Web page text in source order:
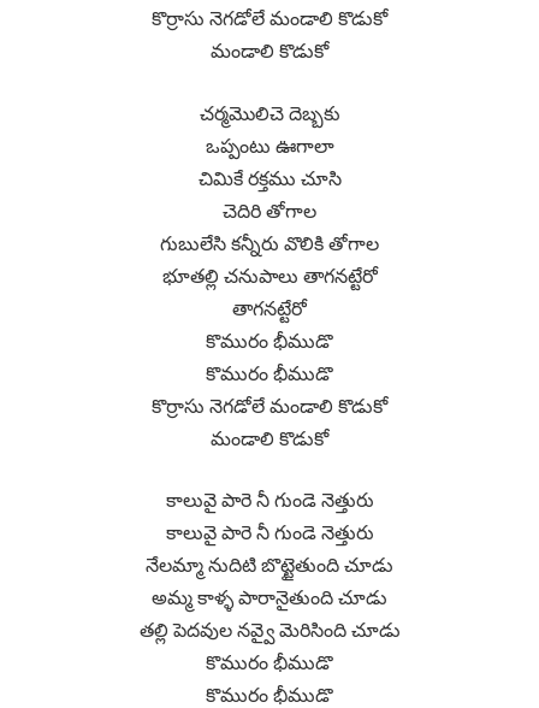
కొర్రాసు నెగడోలే మండాలి కొడుకో
మండాలి కొడుకో
చర్మమొలిచె దెబ్బకు
ఒప్పంటు ఊగాలా
చిమికే రక్తము చూసి
చెదిరి తోగాల
గుబులేసి కన్నీరు వొలికి తోగాల
భూతల్లి చనుపాలు తాగనట్టేరో
తాగనట్టేరో
కొమురం భీముడొ
కొమురం భీముడొ
కొర్రాసు నెగడోలే మండాలి కొడుకో
మండాలి కొడుకో
కాలువై పారె నీ గుండె నెత్తురు
కాలువై పారె నీ గుండె నెత్తురు
నేలమ్మా నుదిటి బొట్టైతుంది చూడు
అమ్మ కాళ్ళ పారానైతుంది చూడు
తల్లి పెదవుల నవ్వై మెరిసింది చూడు
కొమురం భీముడొ
కొమురం భీముడొ